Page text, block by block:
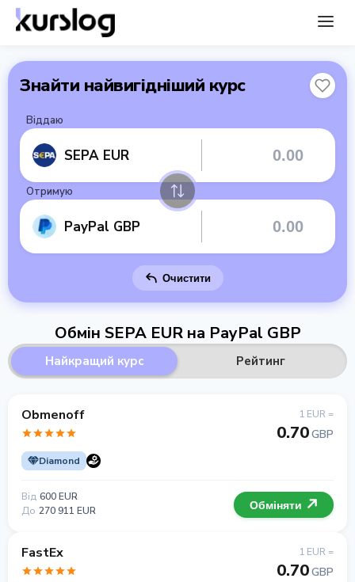
Знайти найвигідніший курс
Віддаю
SEPA EUR
Отримую
PayPal GBP
Очистити
Обмін SEPA EUR на PayPal GBP
Найкращий курс Рейтинг
Obmenoff
Diamond
1 EUR =
0.70GBP
Від 600 EUR
До 270 911 EUR Обміняти
FastEx 1 EUR =
0.70GBP